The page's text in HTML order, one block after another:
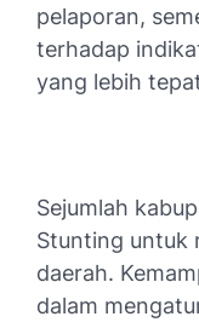
pelaporan,
terhadap
yang lebih
Sejumlah
Stunting untuk
daerah.
dalam